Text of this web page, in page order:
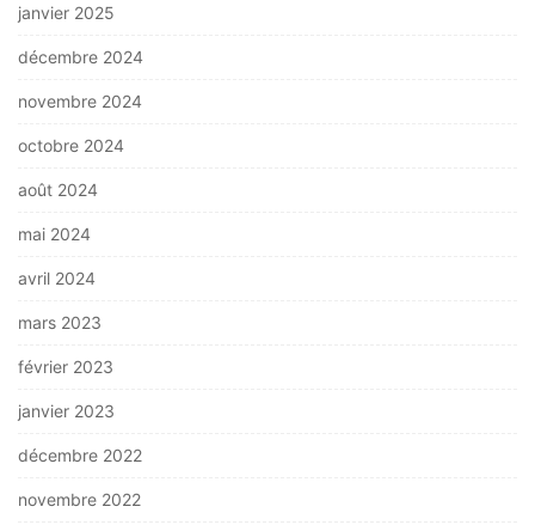
janvier 2025
décembre 2024
novembre 2024
octobre 2024
août 2024
mai 2024
avril 2024
mars 2023
février 2023
janvier 2023
décembre 2022
novembre 2022